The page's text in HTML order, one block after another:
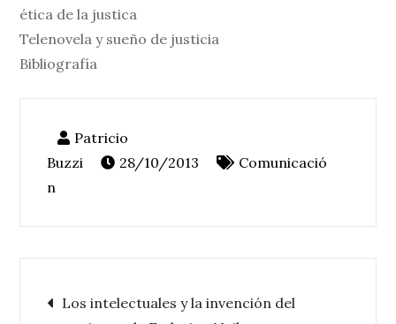
ética de la justica
Telenovela y sueño de justicia
Bibliografía
28/10/2013
Comunicació
n
Los intelectuales y la invención del